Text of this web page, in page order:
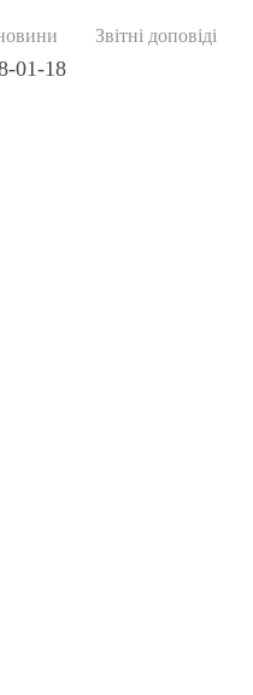
Звітні доповіді
01-18